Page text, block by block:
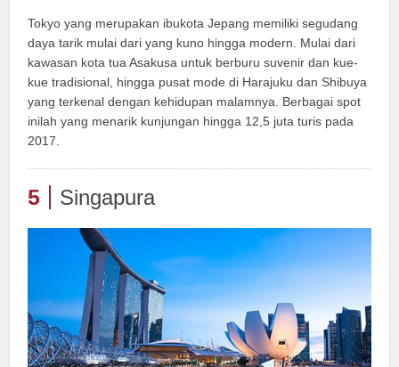
Tokyo yang merupakan ibukota Jepang memiliki segudang
daya tarik mulai dari yang kuno hingga modern. Mulai dari
kawasan kota tua Asakusa untuk berburu suvenir dan kue-
kue tradisional, hingga pusat mode di Harajuku dan Shibuya
yang terkenal dengan kehidupan malamnya. Berbagai spot
inilah yang menarik kunjungan hingga 12,5 juta turis pada
2017.
5 Singapura